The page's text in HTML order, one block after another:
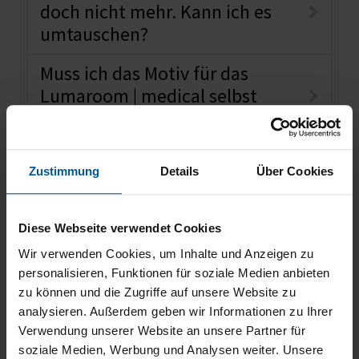
Zustimmung Details Über Cookies
Diese Webseite verwendet Cookies
Wir verwenden Cookies, um Inhalte und Anzeigen zu
personalisieren, Funktionen für soziale Medien anbieten
zu können und die Zugriffe auf unsere Website zu
analysieren. Außerdem geben wir Informationen zu Ihrer
Verwendung unserer Website an unsere Partner für
soziale Medien, Werbung und Analysen weiter. Unsere
doch nicht mehr. Kann ich es
umtauschen?
Muss ich das Motiv für das
Lumaroom | medical selbst
Zubehör / wird oft gekauft mit
Lumaroom | medical – Dekorativ.
Beruhigend. ASR-konform.
Individuell gestaltbare Wand- und